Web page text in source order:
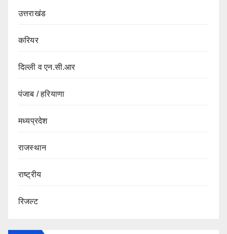
उत्तराखंड
करियर
दिल्ली व एन.सी.आर
पंजाब / हरियाणा
मध्यप्रदेश
राजस्थान
राष्ट्रीय
रिजल्ट